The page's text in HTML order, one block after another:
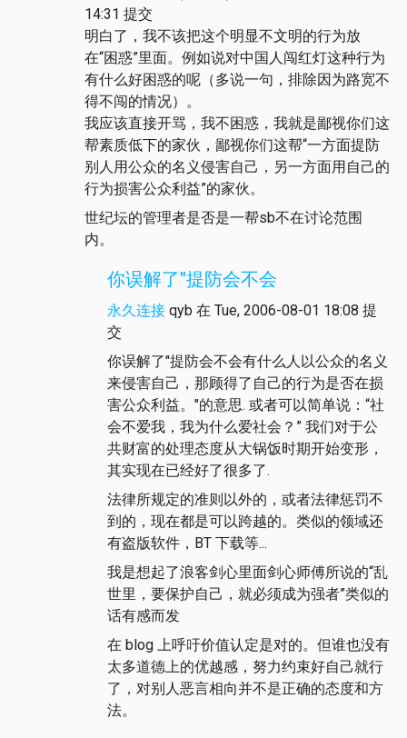
14:31 提交
明白了，我不该把这个明显不文明的行为放
在“困惑”里面。例如说对中国人闯红灯这种行为
有什么好困惑的呢（多说一句，排除因为路宽不
得不闯的情况）。
我应该直接开骂，我不困惑，我就是鄙视你们这
帮素质低下的家伙，鄙视你们这帮“一方面提防
别人用公众的名义侵害自己，另一方面用自己的
行为损害公众利益”的家伙。
世纪坛的管理者是否是一帮sb不在讨论范围
内。
你误解了"提防会不会
永久连接 qyb 在 Tue, 2006-08-01 18:08 提
交
你误解了"提防会不会有什么人以公众的名义
来侵害自己，那顾得了自己的行为是否在损
害公众利益。"的意思. 或者可以简单说：“社
会不爱我，我为什么爱社会？” 我们对于公
共财富的处理态度从大锅饭时期开始变形，
其实现在已经好了很多了.
法律所规定的准则以外的，或者法律惩罚不
到的，现在都是可以跨越的。类似的领域还
有盗版软件，BT 下载等...
我是想起了浪客剑心里面剑心师傅所说的“乱
世里，要保护自己，就必须成为强者”类似的
话有感而发
在 blog 上呼吁价值认定是对的。但谁也没有
太多道德上的优越感，努力约束好自己就行
了，对别人恶言相向并不是正确的态度和方
法。